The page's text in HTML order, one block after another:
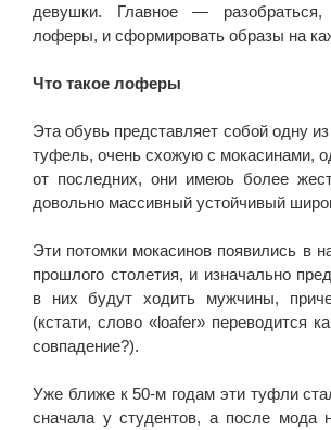
девушки. Главное —
лоферы, и сформировать образы на
Что такое лоферы
Эта обувь представляет собой одну
туфель, очень схожую с мокасинами,
от последних, они имеюь более
довольно массивный устойчивый
Эти потомки мокасинов появились в
прошлого столетия, и изначально
в них будут ходить мужчины,
(кстати, слово «loafer» переводится
совпадение?).
Уже ближе к 50-м годам эти туфли
сначала у студентов, а после мода